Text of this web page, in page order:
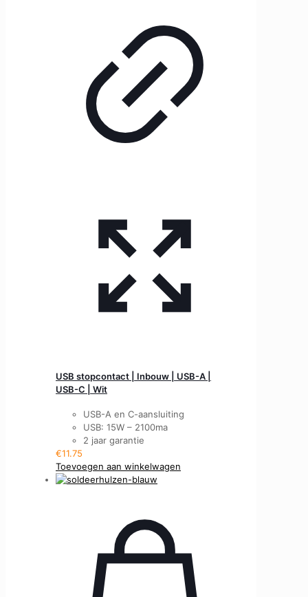
USB stopcontact | Inbouw | USB-A |
USB-C | Wit
USB-A en C-aansluiting
USB: 15W – 2100ma
2 jaar garantie
€11.75
Toevoegen aan winkelwagen